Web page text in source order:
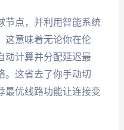
节点，并利用智能系统
这意味着无论你在伦
动计算并分配延迟最
。这省去了你手动切
最优线路功能让连接变